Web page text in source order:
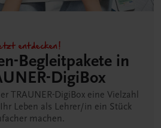
entdecken!
Begleitpakete in
DigiBox
TRAUNER-DigiBox eine Vielzahl
Leben als Lehrer/in ein Stück
machen.